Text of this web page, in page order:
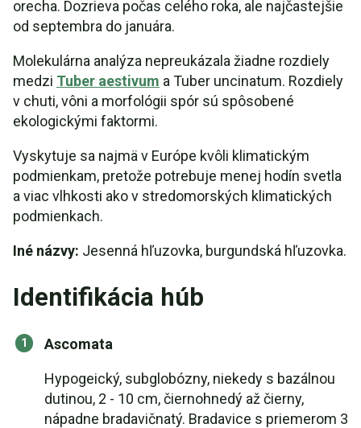
orecha. Dozrieva počas celého roka, ale najčastejšie
od septembra do januára.
Molekulárna analýza nepreukázala žiadne rozdiely
medzi Tuber aestivum a Tuber uncinatum. Rozdiely
v chuti, vôni a morfológii spór sú spôsobené
ekologickými faktormi.
Vyskytuje sa najmä v Európe kvôli klimatickým
podmienkam, pretože potrebuje menej hodín svetla
a viac vlhkosti ako v stredomorských klimatických
podmienkach.
Iné názvy: Jesenná hľuzovka, burgundská hľuzovka.
Identifikácia húb
Ascomata
Hypogeický, subglobózny, niekedy s bazálnou
dutinou, 2 - 10 cm, čiernohnedý až čierny,
nápadne bradavičnatý. Bradavice s priemerom 3